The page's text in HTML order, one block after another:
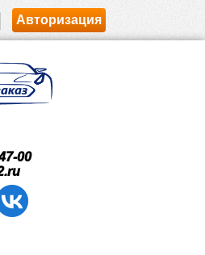
Авторизация
00